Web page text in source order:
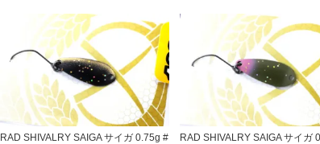
RAD SHIVALRY SAIGA サイガ 0.75g #
RAD SHIVALRY SAIGA サイガ